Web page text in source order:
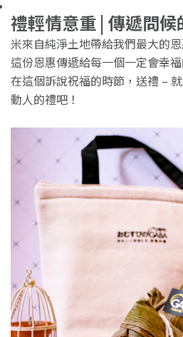
禮輕情意重 | 傳遞問
米來自純淨土地帶給我們最大的
這份恩惠傳遞給每一個一定會幸
在這個訴說祝福的時節，送禮 –
動人的禮吧！